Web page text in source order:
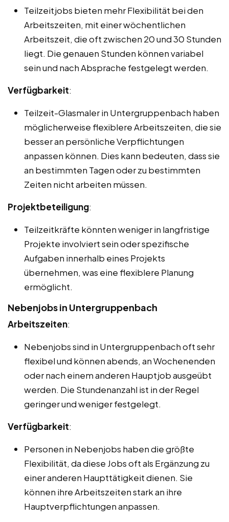
Teilzeitjobs bieten mehr Flexibilität bei den
Arbeitszeiten, mit einer wöchentlichen
Arbeitszeit, die oft zwischen 20 und 30 Stunden
liegt. Die genauen Stunden können variabel
sein und nach Absprache festgelegt werden.
Verfügbarkeit:
Teilzeit-Glasmaler in Untergruppenbach haben
möglicherweise flexiblere Arbeitszeiten, die sie
besser an persönliche Verpflichtungen
anpassen können. Dies kann bedeuten, dass sie
an bestimmten Tagen oder zu bestimmten
Zeiten nicht arbeiten müssen.
Projektbeteiligung:
Teilzeitkräfte könnten weniger in langfristige
Projekte involviert sein oder spezifische
Aufgaben innerhalb eines Projekts
übernehmen, was eine flexiblere Planung
ermöglicht.
Nebenjobs in Untergruppenbach
Arbeitszeiten:
Nebenjobs sind in Untergruppenbach oft sehr
flexibel und können abends, an Wochenenden
oder nach einem anderen Hauptjob ausgeübt
werden. Die Stundenanzahl ist in der Regel
geringer und weniger festgelegt.
Verfügbarkeit:
Personen in Nebenjobs haben die größte
Flexibilität, da diese Jobs oft als Ergänzung zu
einer anderen Haupttätigkeit dienen. Sie
können ihre Arbeitszeiten stark an ihre
Hauptverpflichtungen anpassen.